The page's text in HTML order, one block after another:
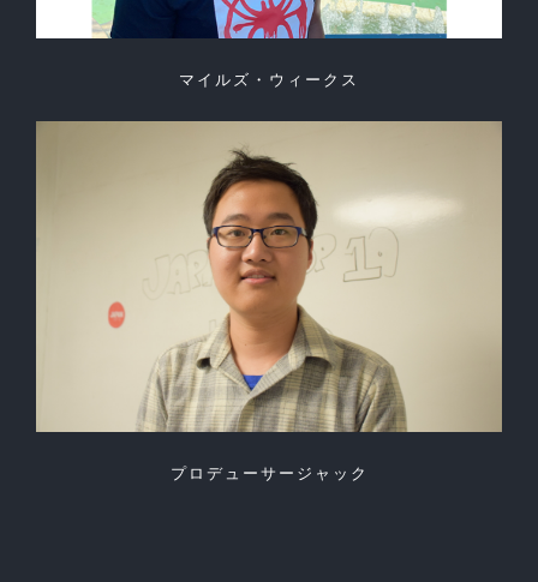
マイルズ・ウィークス
プロデューサージャック